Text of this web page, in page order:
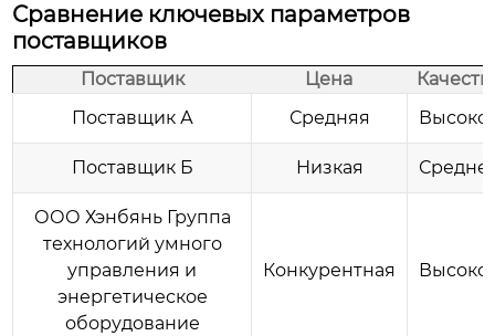
Сравнение ключевых параметров
поставщиков
Поставщик Цена
Поставщик А
Средняя
Поставщик Б Низкая
ООО Хэнбянь Группа
технологий умного
управления и
энергетическое
оборудование
Конкурентная